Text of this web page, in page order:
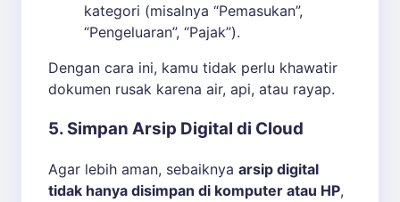
kategori (misalnya “Pemasukan”,
“Pengeluaran”, “Pajak”).
Dengan cara ini, kamu tidak perlu khawatir
dokumen rusak karena air, api, atau rayap.
5. Simpan Arsip Digital di Cloud
Agar lebih aman, sebaiknya arsip digital
tidak hanya disimpan di komputer atau HP,